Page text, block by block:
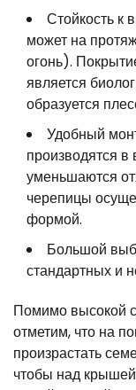
Стойкость к
может на
огонь).
является
образуется
Удобный
производятся в
уменьшаются
черепицы
формой.
Большой
стандартных и
Помимо высокой
отметим, что на
произрастать
чтобы над